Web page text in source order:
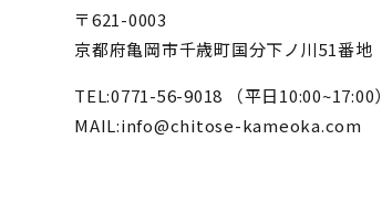
〒621-0003
京都府亀岡市千歳町国分下ノ川51番地
TEL:0771-56-9018 （平日10:00~17:00）
MAIL:info@chitose-kameoka.com